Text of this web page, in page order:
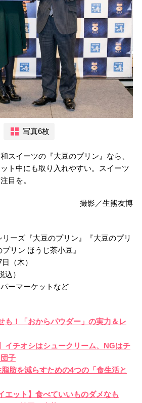
写真6枚
スイーツの『大豆のプリン』なら、
ト中にも取り入れやすい。スイーツ
目を。
撮影／生熊友博
ーズ『大豆のプリン』『大豆のプリ
リン ほうじ茶小豆』
（木）
）
ーマーケットなど
も！「おからパウダー」の実力＆レ
イチオシはシュークリーム、NGはチ
子
肪を減らすための4つの「食生活と
エット】食べていいものダメなも